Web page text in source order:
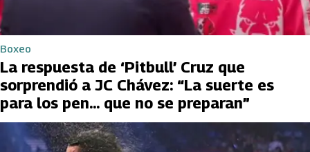
Boxeo
La respuesta de ‘Pitbull’ Cruz que
sorprendió a JC Chávez: “La suerte es
para los pen... que no se preparan”